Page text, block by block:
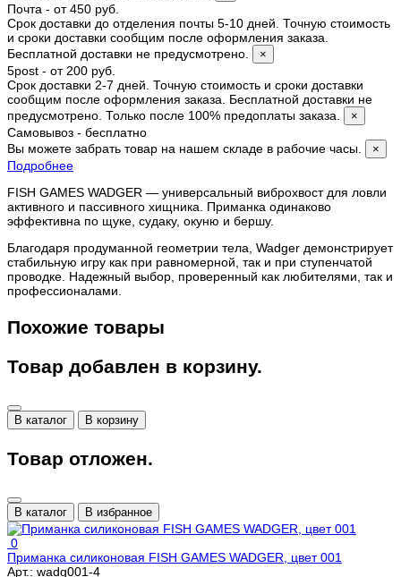
Почта - от 450 руб.
Срок доставки до отделения почты 5-10 дней. Точную стоимость
и сроки доставки сообщим после оформления заказа.
Бесплатной доставки не предусмотрено.
×
5post - от 200 руб.
Срок доставки 2-7 дней. Точную стоимость и сроки доставки
сообщим после оформления заказа. Бесплатной доставки не
предусмотрено. Только после 100% предоплаты заказа.
×
Самовывоз - бесплатно
Вы можете забрать товар на нашем складе в рабочие часы.
×
Подробнее
FISH GAMES WADGER — универсальный виброхвост для ловли
активного и пассивного хищника. Приманка одинаково
эффективна по щуке, судаку, окуню и бершу.
Благодаря продуманной геометрии тела, Wadger демонстрирует
стабильную игру как при равномерной, так и при ступенчатой
проводке. Надежный выбор, проверенный как любителями, так и
профессионалами.
Похожие товары
Товар добавлен в корзину.
В каталог В корзину
Товар отложен.
В каталог В избранное
0
Приманка силиконовая FISH GAMES WADGER, цвет 001
Арт.: wadg001-4